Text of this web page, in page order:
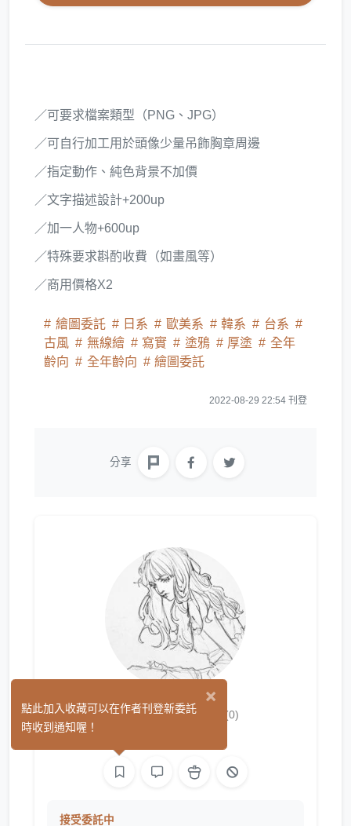
／可要求檔案類型（PNG、JPG）
／可自行加工用於頭像少量吊飾胸章周邊
／指定動作、純色背景不加價
／文字描述設計+200up
／加一人物+600up
／特殊要求斟酌收費（如畫風等）
／商用價格X2
繪圖委託 日系 歐美系 韓系
台系
古風
無線繪 寫實 塗鴉 厚塗
全年
齡向
全年齡向 繪圖委託
2022-08-29 22:54 刊登
分享
Puchikechi (0)
接受委託中
×
點此加入收藏可以在作者刊登新委託
時收到通知喔！